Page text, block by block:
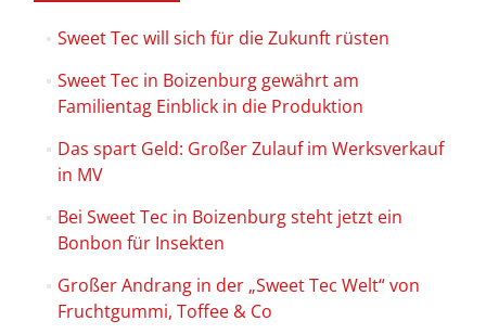
Sweet Tec will sich für die Zukunft rüsten
Sweet Tec in Boizenburg gewährt am
Familientag Einblick in die Produktion
Das spart Geld: Großer Zulauf im Werksverkauf
in MV
Bei Sweet Tec in Boizenburg steht jetzt ein
Bonbon für Insekten
Großer Andrang in der „Sweet Tec Welt“ von
Fruchtgummi, Toffee & Co